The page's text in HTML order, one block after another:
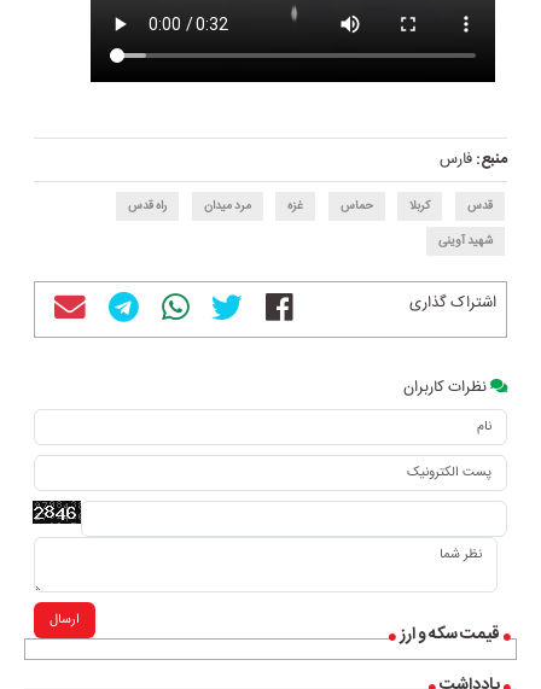
قیمت سکه و ارز
منبع:فارس
قدس کربلا حماس غزه مرد میدان
راه قدس
شهید آوینی
اشتراک گذاری
نظرات کاربران
ارسال